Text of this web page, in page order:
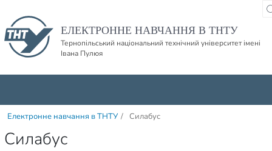
ЕЛЕКТРОННЕ НАВЧАННЯ В ТНТУ
Тернопільський національний технічний університет імені
Івана Пулюя
Електронне навчання в ТНТУ / Силабус
Силабус